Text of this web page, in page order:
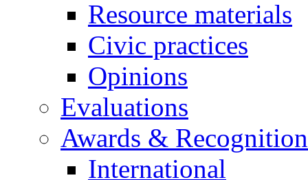
Resource materials
Civic practices
Opinions
Evaluations
Awards &
International